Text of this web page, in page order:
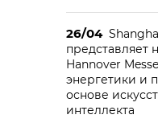
26/04
представляет
Hannover
энергетики и
основе
интеллекта